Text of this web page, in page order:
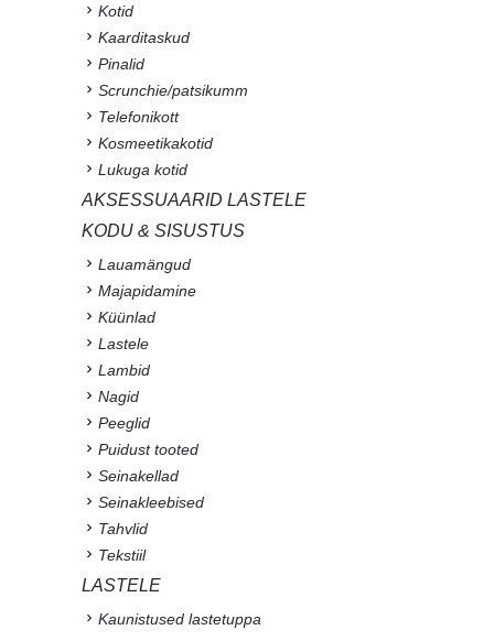
Kotid
Kaarditaskud
Pinalid
Scrunchie/patsikumm
Telefonikott
Kosmeetikakotid
Lukuga kotid
AKSESSUAARID LASTELE
KODU & SISUSTUS
Lauamängud
Majapidamine
Küünlad
Lastele
Lambid
Nagid
Peeglid
Puidust tooted
Seinakellad
Seinakleebised
Tahvlid
Tekstiil
LASTELE
Kaunistused lastetuppa